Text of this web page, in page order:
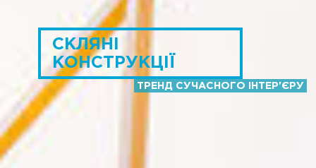
СКЛЯНІ
КОНСТРУКЦІЇ
ТРЕНД СУЧАСНОГО ІНТЕР'ЄРУ